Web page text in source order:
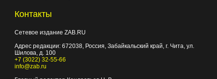
Контакты
Сетевое издание ZAB.RU
Адрес редакции: 672038 , Россия, Забайкальский край, г. Чита ул.
Шилова, д. 100
+7 (3022) 32-55-66
info@zab.ru